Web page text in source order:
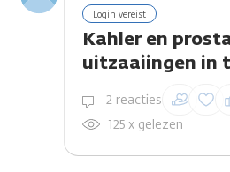
Login vereist
Kahler en
uitzaaiingen in
2 reacties Inloggen
reactie te
125 x gelezen